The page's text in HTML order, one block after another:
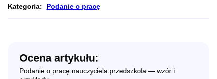
Kategoria: Podanie o pracę
Ocena artykułu:
Podanie o pracę nauczyciela przedszkola — wzór i